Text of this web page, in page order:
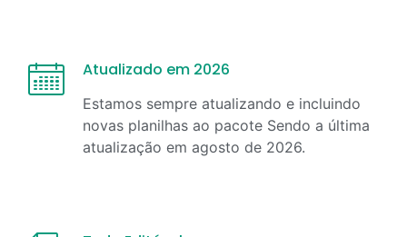
Atualizado em 2026
Estamos sempre atualizando e incluindo
novas planilhas ao pacote Sendo a última
atualização em agosto de 2026.